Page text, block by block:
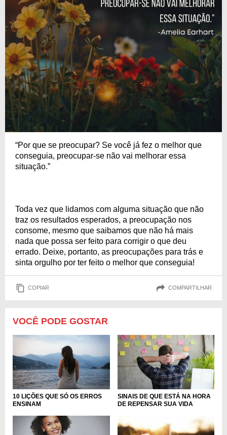
“Por que se preocupar? Se você já fez o melhor que
conseguia, preocupar-se não vai melhorar essa
situação.”
Toda vez que lidamos com alguma situação que não
traz os resultados esperados, a preocupação nos
consome, mesmo que saibamos que não há mais
nada que possa ser feito para corrigir o que deu
errado. Deixe, portanto, as preocupações para trás e
sinta orgulho por ter feito o melhor que conseguia!
COPIAR COMPARTILHAR
VOCÊ PODE GOSTAR
10 LIÇÕES QUE SÓ OS ERROS
ENSINAM
SINAIS DE QUE ESTÁ NA HORA
DE REPENSAR SUA VIDA